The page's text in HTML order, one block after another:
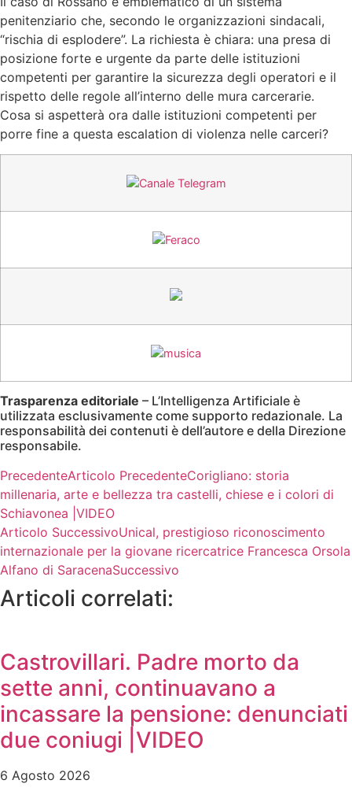
penitenziario che, secondo le organizzazioni sindacali,
“rischia di esplodere”. La richiesta è chiara: una presa di
posizione forte e urgente da parte delle istituzioni
competenti per garantire la sicurezza degli operatori e il
rispetto delle regole all’interno delle mura carcerarie.
Cosa si aspetterà ora dalle istituzioni competenti per
porre fine a questa escalation di violenza nelle carceri?
Trasparenza editoriale – L’Intelligenza Artificiale è
utilizzata esclusivamente come supporto redazionale. La
responsabilità dei contenuti è dell’autore e della Direzione
responsabile.
PrecedenteArticolo PrecedenteCorigliano: storia
millenaria, arte e bellezza tra castelli, chiese e i colori di
Schiavonea |VIDEO
Articolo SuccessivoUnical, prestigioso riconoscimento
internazionale per la giovane ricercatrice Francesca Orsola
Alfano di SaracenaSuccessivo
Articoli correlati:
Castrovillari. Padre morto da
sette anni, continuavano a
incassare la pensione: denunciati
due coniugi |VIDEO
6 Agosto 2026